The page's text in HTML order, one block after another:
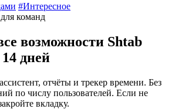
#Интересное
команд
возможности Shtab
дней
отчёты и трекер времени. Без
по числу пользователей. Если не
вкладку.